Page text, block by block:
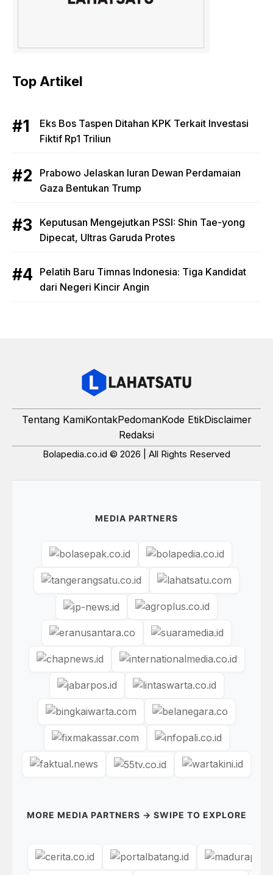
Top Artikel
Eks Bos Taspen Ditahan KPK Terkait Investasi
Fiktif Rp1 Triliun
Prabowo Jelaskan Iuran Dewan Perdamaian
Gaza Bentukan Trump
Keputusan Mengejutkan PSSI: Shin Tae-yong
Dipecat, Ultras Garuda Protes
Pelatih Baru Timnas Indonesia: Tiga Kandidat
dari Negeri Kincir Angin
Tentang KamiKontakPedomanKode EtikDisclaimer
Redaksi
Bolapedia.co.id © 2026 | All Rights Reserved
MEDIA PARTNERS
MORE MEDIA PARTNERS → SWIPE TO EXPLORE